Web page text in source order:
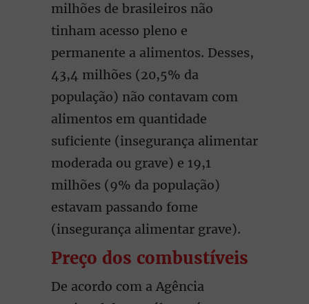
milhões de brasileiros não
tinham acesso pleno e
permanente a alimentos. Desses,
43,4 milhões (20,5% da
população) não contavam com
alimentos em quantidade
suficiente (insegurança alimentar
moderada ou grave) e 19,1
milhões (9% da população)
estavam passando fome
(insegurança alimentar grave).
Preço dos combustíveis
De acordo com a Agência